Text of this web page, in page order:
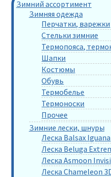
Зимний ассортимент
Зимняя одежда
Перчатки, варежки
Стельки зимние
Термопояса,
Шапки
Костюмы
Обувь
Термобелье
Термоноски
Прочее
Зимние лески, шнуры
Леска Balsax Iguana
Леска Beluga
Леска Asmoon
Леска Chameleon